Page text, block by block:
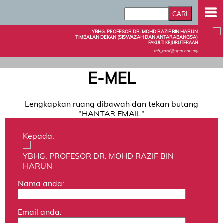
YBHG. PROFESOR DR. MOHD RAZIF BIN HARUN
TIMBALAN DEKAN (SISWAZAH DAN ANTARABANGSA)
FAKULTI KEJURUTERAAN
mh_razif@upm.edu.my
E-MEL
Lengkapkan ruang dibawah dan tekan butang
"HANTAR EMAIL"
Kepada:
YBHG. PROFESOR DR. MOHD RAZIF BIN
HARUN
Nama anda:
Email anda: